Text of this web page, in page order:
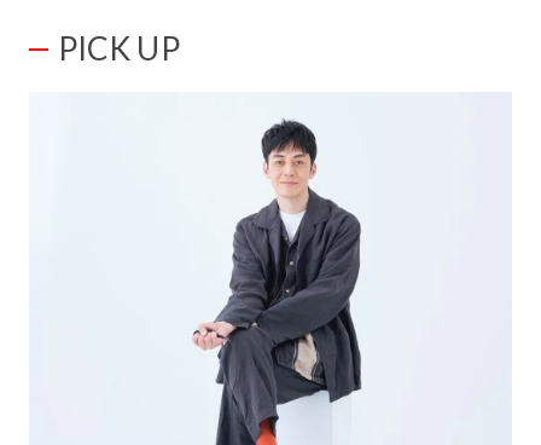
PICK UP